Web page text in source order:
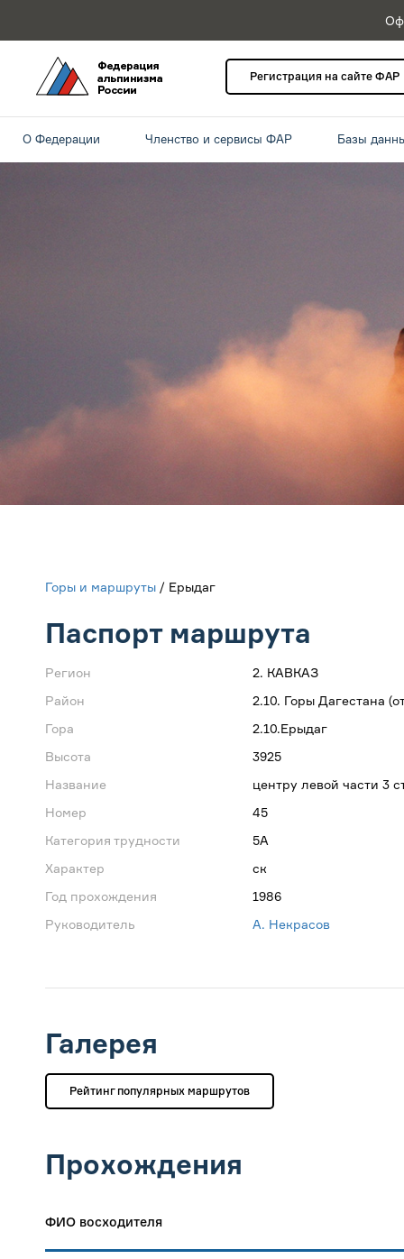
Регистрация на сайте ФАР
О Федерации Членство и сервисы ФАР Базы
Горы и маршруты / Ерыдаг
Паспорт маршрута
Регион
2. КАВКАЗ
Район
2.10. Горы Дагестана
Гора
2.10.Ерыдаг
Высота
3925
Название
центру левой части 3
Номер
45
Категория трудности
5А
Характер
ск
Год прохождения
1986
Руководитель
А. Некрасов
Галерея
Рейтинг популярных маршрутов
Прохождения
ФИО восходителя